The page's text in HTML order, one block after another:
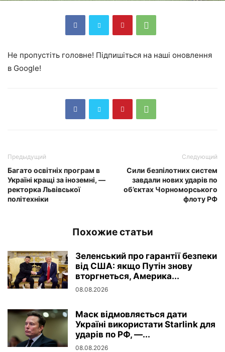
Не пропустіть головне! Підпишіться на наші оновлення
в Google!
Предыдущий
Багато освітніх програм в
Україні кращі за іноземні, —
ректорка Львівської
політехніки
Следующий
Сили безпілотних систем
завдали нових ударів по
об’єктах Чорноморського
флоту РФ
Похожие статьи
Зеленський про гарантії безпеки
від США: якщо Путін знову
вторгнеться, Америка...
08.08.2026
Маск відмовляється дати
Україні використати Starlink для
ударів по РФ, —...
08.08.2026